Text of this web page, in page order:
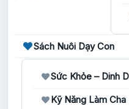
Sách Nuôi Dạy Con
Sức Khỏe – Dinh
Kỹ Năng Làm